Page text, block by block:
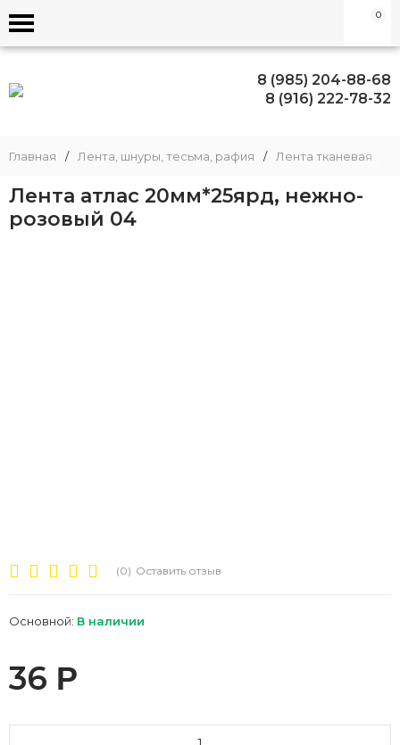
0
8 (985) 204-88-68
8 (916) 222-78-32
Главная / Лента, шнуры, тесьма, рафия / Лента тканевая
Лента атлас 20мм*25ярд, нежно-
розовый 04
(0) Оставить отзыв
Основной: В наличии
36 Р